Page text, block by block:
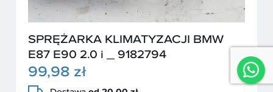
SPRĘŻARKA KLIMATYZACJI BMW
E87 E90 2.0 i _ 9182794
99,98 zł